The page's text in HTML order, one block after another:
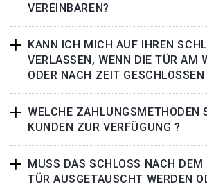
VEREINBAREN?
KANN ICH MICH AUF IHREN
VERLASSEN, WENN DIE TÜR AM
ODER NACH ZEIT
WELCHE ZAHLUNGSMETHODEN
KUNDEN ZUR VERFÜGUNG ?
MUSS DAS SCHLOSS NACH DEM
TÜR AUSGETAUSCHT WERDEN